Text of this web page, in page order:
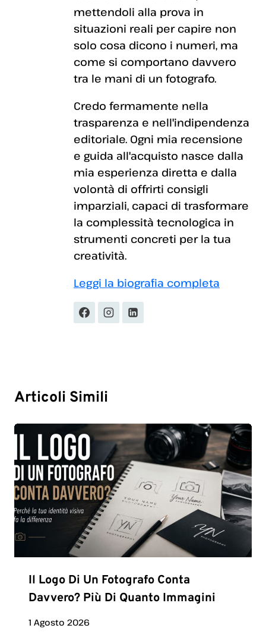
mettendoli alla prova in
situazioni reali per capire non
solo cosa dicono i numeri, ma
come si comportano davvero
tra le mani di un fotografo.
Credo fermamente nella
trasparenza e nell'indipendenza
editoriale. Ogni mia recensione
e guida all'acquisto nasce dalla
mia esperienza diretta e dalla
volontà di offrirti consigli
imparziali, capaci di trasformare
la complessità tecnologica in
strumenti concreti per la tua
creatività.
Leggi la biografia completa
Articoli Simili
Il Logo Di Un Fotografo Conta
Davvero? Più Di Quanto Immagini
1 Agosto 2026